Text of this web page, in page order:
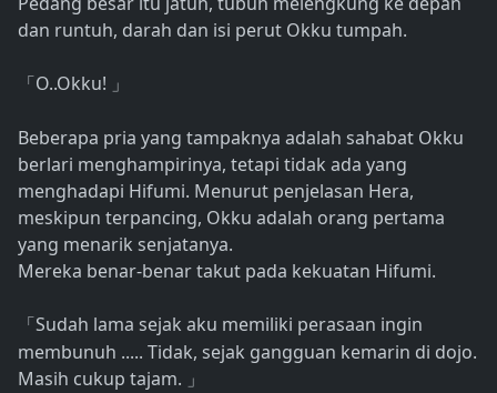
dan runtuh, darah dan isi perut Okku tumpah.
「 O..Okku! 」
Beberapa pria yang tampaknya adalah sahabat Okku
berlari menghampirinya, tetapi tidak ada yang
menghadapi Hifumi. Menurut penjelasan Hera,
meskipun terpancing, Okku adalah orang pertama
yang menarik senjatanya.
Mereka benar-benar takut pada kekuatan Hifumi.
「 Sudah lama sejak aku memiliki perasaan ingin
membunuh ..... Tidak, sejak gangguan kemarin di dojo.
Masih cukup tajam.
」